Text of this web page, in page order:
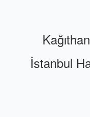
İstanbul